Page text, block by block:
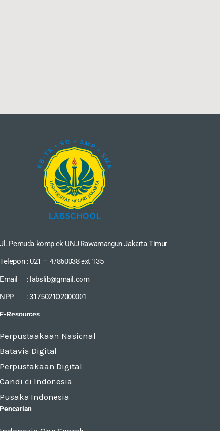
Jl. Pemuda komplek UNJ Rawamangun Jakarta Timur
Telepon : 021 – 47860038 ext 135
Email : labslib@gmail.com
NPP : 3175021O2000001
E-Resources
Perpustaakaan Nasional
Batavia Digital
Perpustakaan Digital
Candi di Indonesia
Pusaka Indonesia
Pencarian